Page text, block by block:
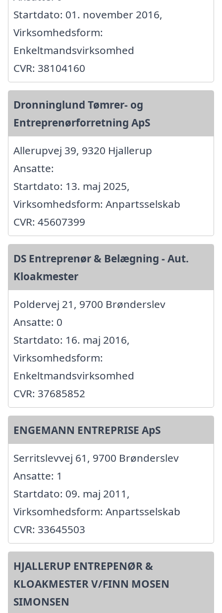
Startdato: 01. november 2016,
Virksomhedsform:
Enkeltmandsvirksomhed
CVR: 38104160
Dronninglund Tømrer- og
Entreprenørforretning ApS
Allerupvej 39, 9320 Hjallerup
Ansatte:
Startdato: 13. maj 2025,
Virksomhedsform: Anpartsselskab
CVR: 45607399
DS Entreprenør & Belægning - Aut.
Kloakmester
Poldervej 21, 9700 Brønderslev
Ansatte: 0
Startdato: 16. maj 2016,
Virksomhedsform:
Enkeltmandsvirksomhed
CVR: 37685852
ENGEMANN ENTREPRISE ApS
Serritslevvej 61, 9700 Brønderslev
Ansatte: 1
Startdato: 09. maj 2011,
Virksomhedsform: Anpartsselskab
CVR: 33645503
HJALLERUP ENTREPENØR &
KLOAKMESTER V/FINN MOSEN
SIMONSEN